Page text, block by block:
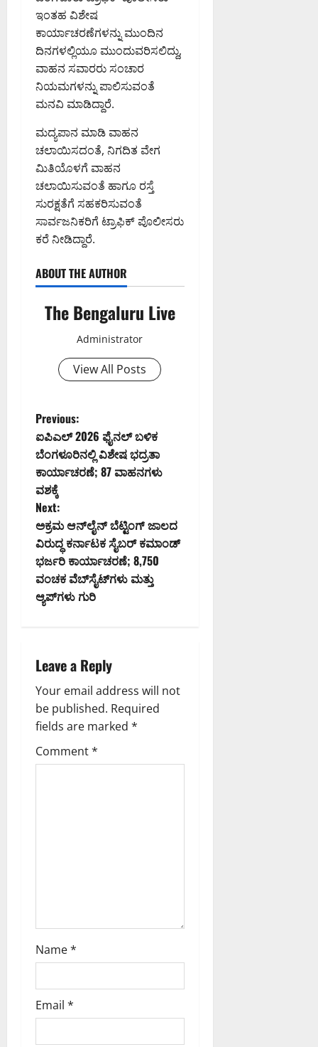
ಇಂತಹ ವಿಶೇಷ
ಕಾರ್ಯಾಚರಣೆಗಳನ್ನು ಮುಂದಿನ
ದಿನಗಳಲ್ಲಿಯೂ ಮುಂದುವರಿಸಲಿದ್ದು,
ವಾಹನ ಸವಾರರು ಸಂಚಾರ
ನಿಯಮಗಳನ್ನು ಪಾಲಿಸುವಂತೆ
ಮನವಿ ಮಾಡಿದ್ದಾರೆ.
ಮದ್ಯಪಾನ ಮಾಡಿ ವಾಹನ
ಚಲಾಯಿಸದಂತೆ, ನಿಗದಿತ ವೇಗ
ಮಿತಿಯೊಳಗೆ ವಾಹನ
ಚಲಾಯಿಸುವಂತೆ ಹಾಗೂ ರಸ್ತೆ
ಸುರಕ್ಷತೆಗೆ ಸಹಕರಿಸುವಂತೆ
ಸಾರ್ವಜನಿಕರಿಗೆ ಟ್ರಾಫಿಕ್ ಪೊಲೀಸರು
ಕರೆ ನೀಡಿದ್ದಾರೆ.
ABOUT THE AUTHOR
The Bengaluru Live
Administrator
View All Posts
P
o
s
t
n
a
v
g
a
t
i
Previous:
ಐಪಿಎಲ್ 2026 ಫೈನಲ್ ಬಳಿಕ
ಬೆಂಗಳೂರಿನಲ್ಲಿ ವಿಶೇಷ ಭದ್ರತಾ
ಕಾರ್ಯಾಚರಣೆ; 87 ವಾಹನಗಳು
ವಶಕ್ಕೆ
Next:
ಅಕ್ರಮ ಆನ್‌ಲೈನ್ ಬೆಟ್ಟಿಂಗ್ ಜಾಲದ
ವಿರುದ್ಧ ಕರ್ನಾಟಕ ಸೈಬರ್ ಕಮಾಂಡ್
ಭರ್ಜರಿ ಕಾರ್ಯಾಚರಣೆ; 8,750
ವಂಚಕ ವೆಬ್‌ಸೈಟ್‌ಗಳು ಮತ್ತು
ಆ್ಯಪ್‌ಗಳು ಗುರಿ
Leave a Reply
Your email address will not
be published. Required
fields are marked *
Comment*
Name*
Email *